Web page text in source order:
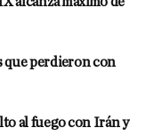
que perdieron con
al fuego con Irán y